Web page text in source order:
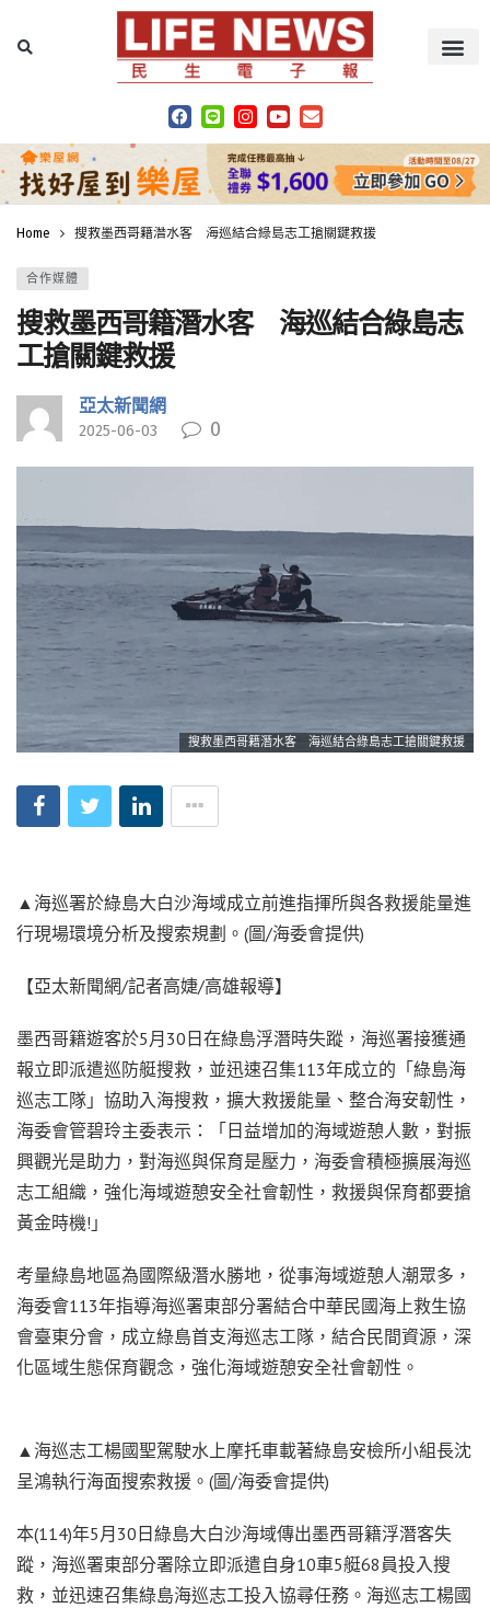
Home 搜救墨西哥籍潛水客 海巡結合綠島志工搶關鍵救援
合作媒體
搜救墨西哥籍潛水客 海巡結合綠島志
工搶關鍵救援
亞太新聞網
2025-06-03 0
搜救墨西哥籍潛水客 海巡結合綠島志工搶關鍵救援
▲海巡署於綠島大白沙海域成立前進指揮所與各救援能量進
行現場環境分析及搜索規劃。(圖/海委會提供)
【亞太新聞網/記者高婕/高雄報導】
墨西哥籍遊客於5月30日在綠島浮潛時失蹤，海巡署接獲通
報立即派遣巡防艇搜救，並迅速召集113年成立的「綠島海
巡志工隊」協助入海搜救，擴大救援能量、整合海安韌性，
海委會管碧玲主委表示：「日益增加的海域遊憩人數，對振
興觀光是助力，對海巡與保育是壓力，海委會積極擴展海巡
志工組織，強化海域遊憩安全社會韌性，救援與保育都要搶
黃金時機!」
考量綠島地區為國際級潛水勝地，從事海域遊憩人潮眾多，
海委會113年指導海巡署東部分署結合中華民國海上救生協
會臺東分會，成立綠島首支海巡志工隊，結合民間資源，深
化區域生態保育觀念，強化海域遊憩安全社會韌性。
▲海巡志工楊國聖駕駛水上摩托車載著綠島安檢所小組長沈
呈鴻執行海面搜索救援。(圖/海委會提供)
本(114)年5月30日綠島大白沙海域傳出墨西哥籍浮潛客失
蹤，海巡署東部分署除立即派遣自身10車5艇68員投入搜
救，並迅速召集綠島海巡志工投入協尋任務。海巡志工楊國